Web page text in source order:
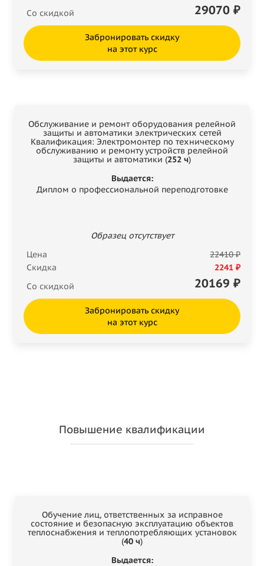
Со скидкой
29070 ₽
Забронировать скидку
на этот курс
Обслуживание и ремонт оборудования релейной
защиты и автоматики электрических сетей
Квалификация: Электромонтер по техническому
обслуживанию и ремонту устройств релейной
защиты и автоматики (252 ч)
Выдается:
Диплом о профессиональной переподготовке
Образец отсутствует
Цена
22410 ₽
Скидка
2241 ₽
Со скидкой
20169 ₽
Забронировать скидку
на этот курс
Повышение квалификации
Обучение лиц, ответственных за исправное
состояние и безопасную эксплуатацию объектов
теплоснабжения и теплопотребляющих установок
(40 ч)
Выдается: